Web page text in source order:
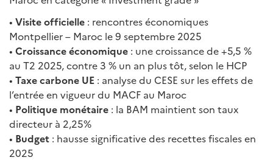
• Visite officielle : rencontres économiques
Montpellier – Maroc le 9 septembre 2025
• Croissance économique : une croissance de +5,5 %
au T2 2025, contre 3 % un an plus tôt, selon le HCP
• Taxe carbone UE : analyse du CESE sur les effets de
l’entrée en vigueur du MACF au Maroc
• Politique monétaire : la BAM maintient son taux
directeur à 2,25%
• Budget : hausse significative des recettes fiscales en
2025